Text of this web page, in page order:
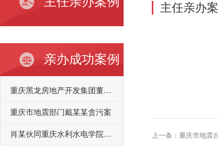
亲办成功案例
重庆黑龙房地产开发集团董事长向某某故意伤害案
重庆市地震部门戴某某贪污案
肖某伙同重庆水利水电学院原领导曾某某受贿案
主任亲办
上一条：重庆市地震